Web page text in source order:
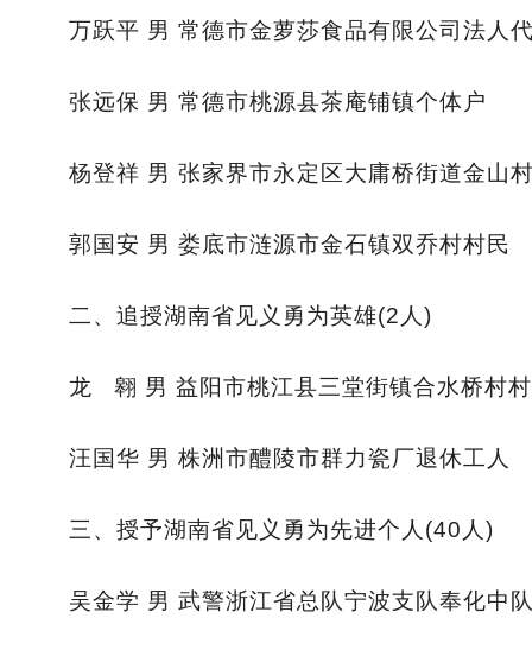
万跃平 男 常德市金萝莎食品有限公司法人
张远保 男 常德市桃源县茶庵铺镇个体户
杨登祥 男 张家界市永定区大庸桥街道金山
郭国安 男 娄底市涟源市金石镇双乔村村民
二、追授湖南省见义勇为英雄(2人)
龙 翱 男 益阳市桃江县三堂街镇合水桥村
汪国华 男 株洲市醴陵市群力瓷厂退休工人
三、授予湖南省见义勇为先进个人(40人)
吴金学 男 武警浙江省总队宁波支队奉化中